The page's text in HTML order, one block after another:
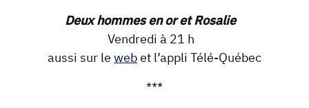
Deux hommes en or et Rosalie
Vendredi à 21 h
aussi sur le webet l’appli Télé-Québec
***